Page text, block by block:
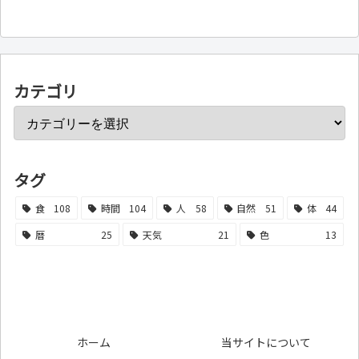
カテゴリ
タグ
食 108 時間 104 人 58 自然 51 体
44
暦
25 天気 21 色 13
ホーム
当サイトについて